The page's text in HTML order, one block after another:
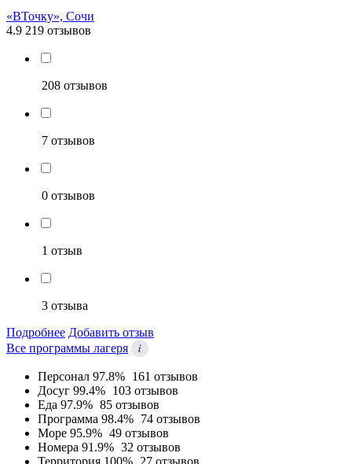
«ВТочку», Сочи
4.9 219 отзывов
208 отзывов
7 отзывов
0 отзывов
1 отзыв
3 отзыва
Подробнее Добавить отзыв
Все программы лагеря
i
Персонал 97.8% 161 отзывов
Досуг 99.4% 103 отзывов
Еда 97.9% 85 отзывов
Программа 98.4% 74 отзывов
Море 95.9% 49 отзывов
Номера 91.9% 32 отзывов
Территория 100% 27 отзывов